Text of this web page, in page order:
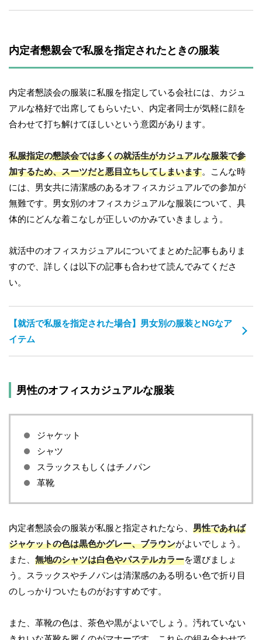
内定者懇親会で私服を指定されたときの服装
内定者懇談会の服装に私服を指定している会社には、カジュ
アルな格好で出席してもらいたい、内定者同士が気軽に顔を
合わせて打ち解けてほしいという意図があります。
私服指定の懇談会では多くの就活生がカジュアルな服装で参
加するため、スーツだと悪目立ちしてしまいます。こんな時
には、男女共に清潔感のあるオフィスカジュアルでの参加が
無難です。男女別のオフィスカジュアルな服装について、具
体的にどんな着こなしが正しいのかみていきましょう。
就活中のオフィスカジュアルについてまとめた記事もありま
すので、詳しくは以下の記事も合わせて読んでみてくださ
い。
【就活で私服を指定された場合】男女別の服装とNGなア
イテム
男性のオフィスカジュアルな服装
ジャケット
シャツ
スラックスもしくはチノパン
革靴
内定者懇談会の服装が私服と指定されたなら、 男性であれば
ジャケットの色は黒色かグレー、ブラウンがよいでしょう。
また、 無地のシャツは白色やパステルカラーを選びましょ
う。スラックスやチノパンは清潔感のある明るい色で折り目
のしっかりついたものがおすすめです。
また、革靴の色は、茶色や黒がよいでしょう。汚れていない